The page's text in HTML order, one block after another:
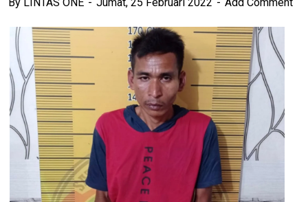
By LINTAS ONE Jumat, 25 Februari 2022 Add Comment